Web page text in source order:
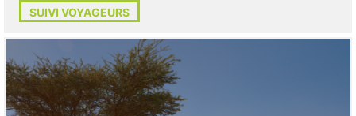
SUIVI VOYAGEURS